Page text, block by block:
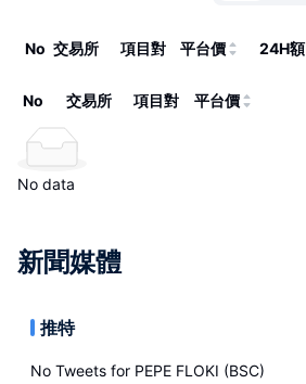
No 交易所 項目對 平台價 24H額
No 交易所 項目對 平台價
No data
新聞媒體
推特
No Tweets for PEPE FLOKI (BSC)